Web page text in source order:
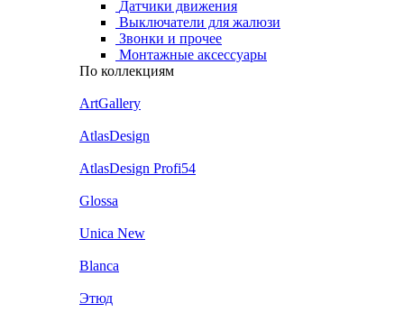
Датчики движения
Выключатели для жалюзи
Звонки и прочее
Монтажные аксессуары
По коллекциям
ArtGallery
AtlasDesign
AtlasDesign Profi54
Glossa
Unica New
Blanca
Этюд